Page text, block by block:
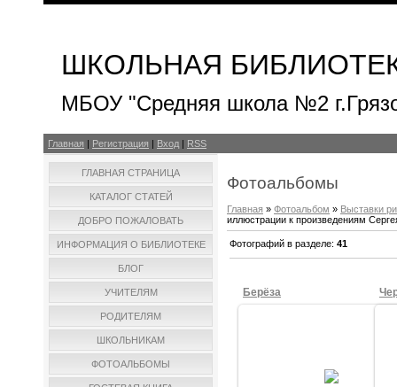
ШКОЛЬНАЯ
МБОУ "Средняя школа №2
Главная Регистрация Вход RSS
ГЛАВНАЯ СТРАНИЦА
КАТАЛОГ СТАТЕЙ
ДОБРО ПОЖАЛОВАТЬ
ИНФОРМАЦИЯ О БИБЛИОТЕКЕ
БЛОГ
УЧИТЕЛЯМ
РОДИТЕЛЯМ
ШКОЛЬНИКАМ
ФОТОАЛЬБОМЫ
Фотоальбомы
Главная » Фотоальбом » Выставки
иллюстрации к произведениям
Фотографий в разделе: 41
Берёза
Берёза. Рисовала Ульяна Ш.,